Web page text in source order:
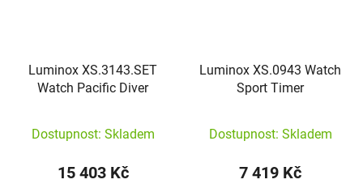
Luminox XS.3143.SET
Watch Pacific Diver
Dostupnost: Skladem
15 403 Kč
Luminox XS.0943 Watch
Sport Timer
Dostupnost: Skladem
7 419 Kč